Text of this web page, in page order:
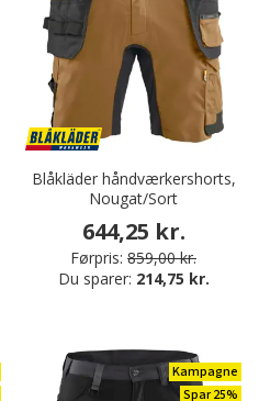
Blåkläder håndværkershorts,
Nougat/Sort
644,25 kr.
Førpris: 859,00 kr.
Du sparer: 214,75 kr.
Kampagne
Spar 25%